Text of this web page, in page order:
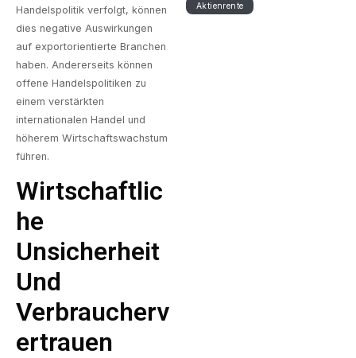
Handelspolitik verfolgt, können
dies negative Auswirkungen
auf exportorientierte Branchen
haben. Andererseits können
offene Handelspolitiken zu
einem verstärkten
internationalen Handel und
höherem Wirtschaftswachstum
führen.
Wirtschaftlic
He
Unsicherheit
Und
Verbraucherv
Ertrauen
Aktienrente